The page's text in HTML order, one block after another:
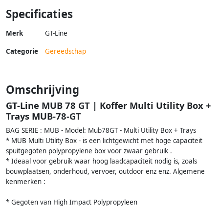
Specificaties
Merk GT-Line
Categorie Gereedschap
Omschrijving
GT-Line MUB 78 GT | Koffer Multi Utility Box +
Trays MUB-78-GT
BAG SERIE : MUB - Model: Mub78GT - Multi Utility Box + Trays
* MUB Multi Utility Box - is een lichtgewicht met hoge capaciteit
spuitgegoten polypropylene box voor zwaar gebruik .
* Ideaal voor gebruik waar hoog laadcapaciteit nodig is, zoals
bouwplaatsen, onderhoud, vervoer, outdoor enz enz. Algemene
kenmerken :
* Gegoten van High Impact Polypropyleen